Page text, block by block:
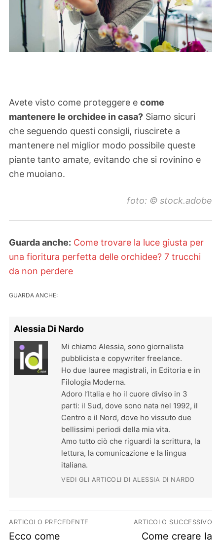
Avete visto come proteggere e come
mantenere le orchidee in casa? Siamo sicuri
che seguendo questi consigli, riuscirete a
mantenere nel miglior modo possibile queste
piante tanto amate, evitando che si rovinino e
che muoiano.
foto: © stock.adobe
Guarda anche: Come trovare la luce giusta per
una fioritura perfetta delle orchidee? 7 trucchi
da non perdere
GUARDA ANCHE:
Alessia Di Nardo
Mi chiamo Alessia, sono giornalista
pubblicista e copywriter freelance.
Ho due lauree magistrali, in Editoria e in
Filologia Moderna.
Adoro l’Italia e ho il cuore diviso in 3
parti: il Sud, dove sono nata nel 1992, il
Centro e il Nord, dove ho vissuto due
bellissimi periodi della mia vita.
Amo tutto ciò che riguardi la scrittura, la
lettura, la comunicazione e la lingua
italiana.
VEDI GLI ARTICOLI DI ALESSIA DI NARDO
Navigazione articoli
ARTICOLO PRECEDENTE
Previous post:
Ecco come
ARTICOLO SUCCESSIVO
Next post:
Come creare la